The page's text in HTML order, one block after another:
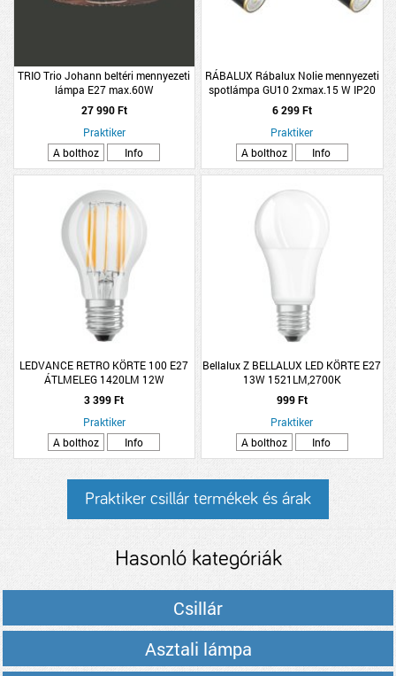
TRIO Trio Johann beltéri mennyezeti
lámpa E27 max.60W
27 990 Ft
Praktiker
A bolthoz
Info
RÁBALUX Rábalux Nolie mennyezeti
spotlámpa GU10 2xmax.15 W IP20
L25 cm fekete/arany
6 299 Ft
Praktiker
A bolthoz
Info
LEDVANCE RETRO KÖRTE 100 E27
ÁTLMELEG 1420LM 12W
3 399 Ft
Praktiker
A bolthoz
Info
Bellalux Z BELLALUX LED KÖRTE E27
13W 1521LM,2700K
999 Ft
Praktiker
A bolthoz
Info
Praktiker csillár termékek és árak
Hasonló kategóriák
Csillár
Asztali lámpa